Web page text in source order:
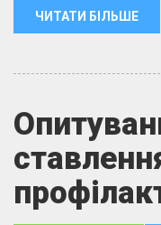
ЧИТАТИ БІЛЬШЕ